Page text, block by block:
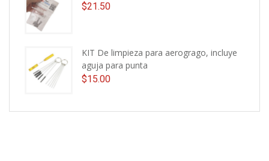
$21.50
KIT De limpieza para aerogrago, incluye
aguja para punta
$15.00